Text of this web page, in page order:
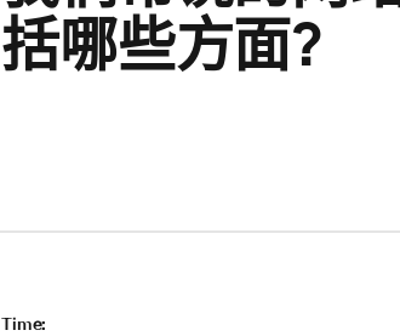
括哪些方面?
Time: